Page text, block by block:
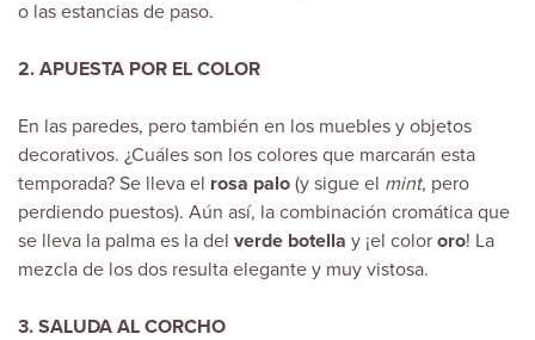
o las estancias de paso.
2. APUESTA POR EL COLOR
En las paredes, pero también en los muebles y objetos
decorativos. ¿Cuáles son los colores que marcarán esta
temporada? Se lleva el rosa palo (y sigue el mint, pero
perdiendo puestos). Aún así, la combinación cromática que
se lleva la palma es la del verde botella y ¡el color oro! La
mezcla de los dos resulta elegante y muy vistosa.
3. SALUDA AL CORCHO